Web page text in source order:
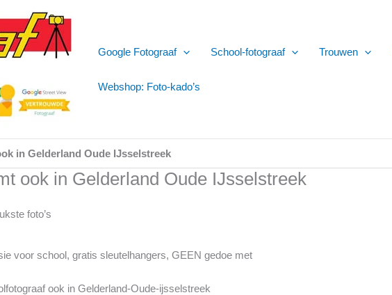
Google Fotograaf School-fotograaf Trouwen
Webshop: Foto-kado’s
in Gelderland Oude IJsselstreek
ook in Gelderland Oude IJsselstreek
foto’s
voor school, gratis sleutelhangers, GEEN gedoe met
ook in Gelderland-Oude-ijsselstreek